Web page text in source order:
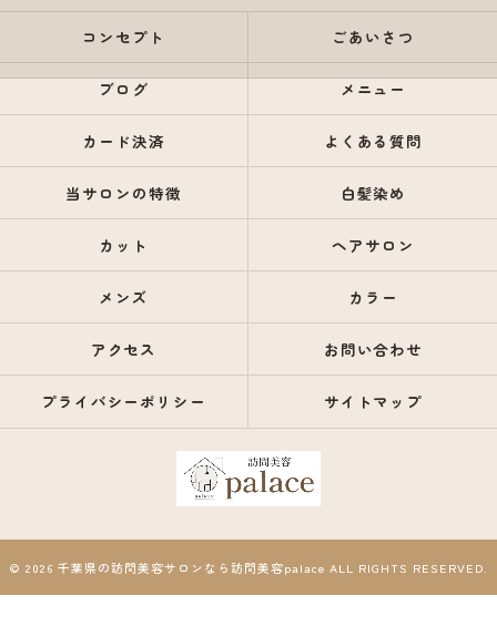
コンセプト ごあいさつ
ブログ メニュー
カード決済 よくある質問
当サロンの特徴 白髪染め
カット ヘアサロン
メンズ カラー
アクセス お問い合わせ
プライバシーポリシー サイトマップ
© 2026 千葉県の訪問美容サロンなら訪問美容palace ALL RIGHTS RESERVED.